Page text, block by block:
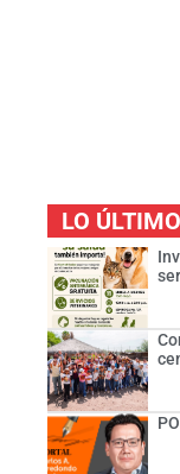
LO ÚLTIMO